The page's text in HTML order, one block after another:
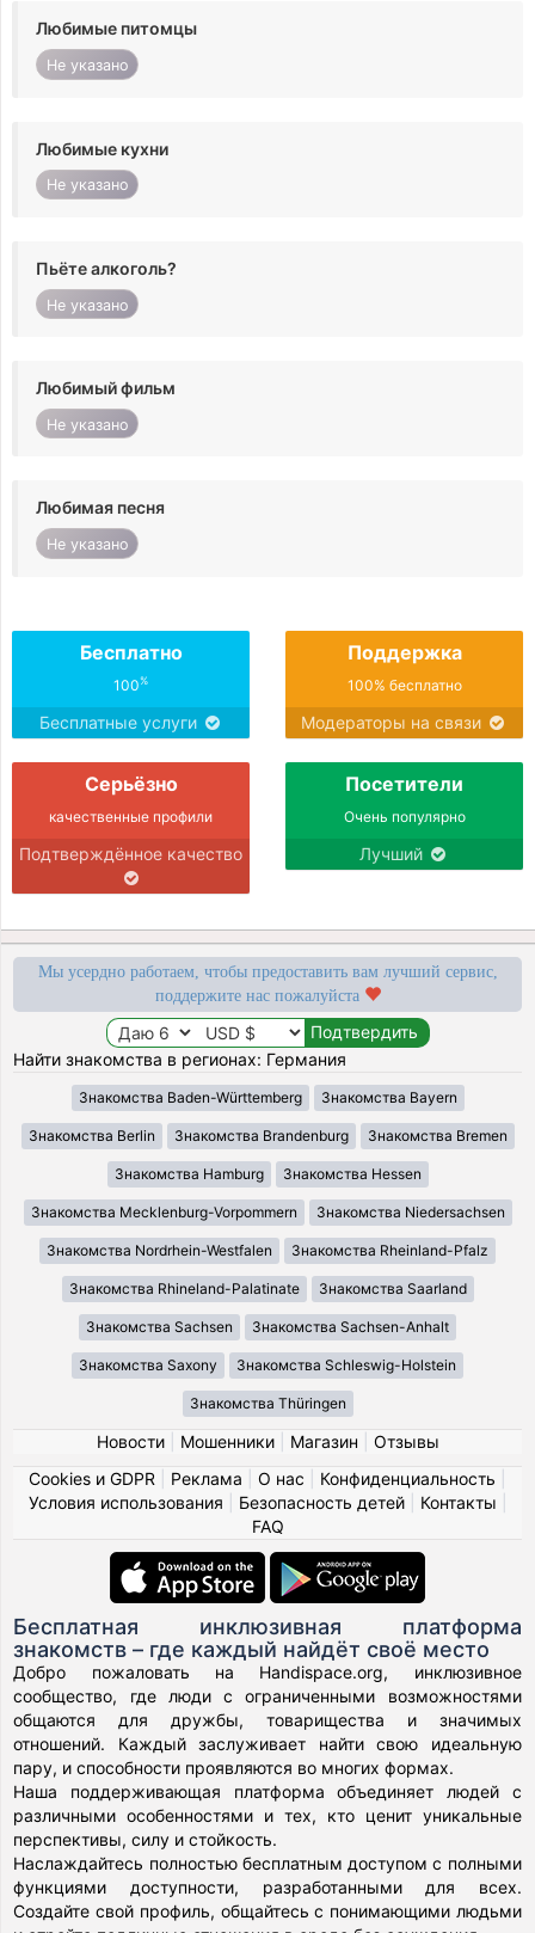
Любимые питомцы
Не указано
Любимые кухни
Не указано
Пьёте алкоголь?
Не указано
Любимый фильм
Не указано
Любимая песня
Не указано
Бесплатно
100%
Бесплатные услуги
Поддержка
100% бесплатно
Модераторы на связи
Серьёзно
качественные профили
Подтверждённое качество
Посетители
Очень популярно
Лучший
Мы усердно работаем, чтобы предоставить вам лучший сервис,
поддержите нас пожалуйста
Найти знакомства в регионах: Германия
Знакомства Baden-Württemberg Знакомства Bayern
Знакомства Berlin Знакомства Brandenburg Знакомства Bremen
Знакомства Hamburg Знакомства Hessen
Знакомства Mecklenburg-Vorpommern Знакомства Niedersachsen
Знакомства Nordrhein-Westfalen Знакомства Rheinland-Pfalz
Знакомства Rhineland-Palatinate Знакомства Saarland
Знакомства Sachsen Знакомства Sachsen-Anhalt
Знакомства Saxony Знакомства Schleswig-Holstein
Знакомства Thüringen
Новости| Мошенники| Магазин
Отзывы
Cookies и GDPR
Реклама О нас Конфиденциальность
Условия использования
Безопасность детей| Контакты
FAQ
Бесплатная инклюзивная платформа
знакомств – где каждый найдёт своё место
Добро пожаловать на Handispace.org, инклюзивное
сообщество, где люди с ограниченными возможностями
общаются для дружбы, товарищества и значимых
отношений. Каждый заслуживает найти свою идеальную
пару, и способности проявляются во многих формах.
Наша поддерживающая платформа объединяет людей с
различными особенностями и тех, кто ценит уникальные
перспективы, силу и стойкость.
Наслаждайтесь полностью бесплатным доступом с полными
функциями доступности, разработанными для всех.
Создайте свой профиль, общайтесь с понимающими людьми